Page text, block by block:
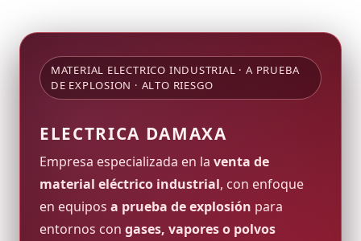
MATERIAL ELECTRICO INDUSTRIAL · A PRUEBA
DE EXPLOSION · ALTO RIESGO
ELECTRICA DAMAXA
Empresa especializada en la venta de
material eléctrico industrial, con enfoque
en equipos a prueba de explosión para
entornos con gases, vapores o polvos